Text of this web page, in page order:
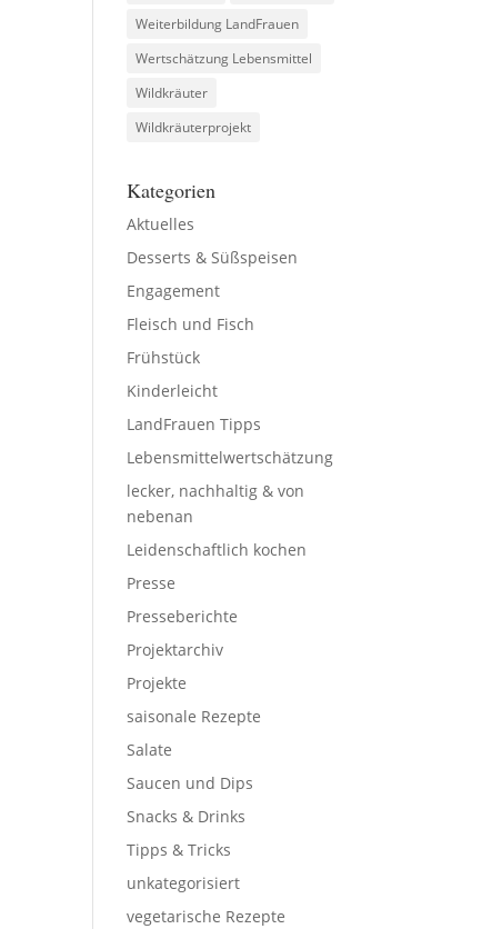
Weiterbildung LandFrauen
Wertschätzung Lebensmittel
Wildkräuter
Wildkräuterprojekt
Kategorien
Aktuelles
Desserts & Süßspeisen
Engagement
Fleisch und Fisch
Frühstück
Kinderleicht
LandFrauen Tipps
Lebensmittelwertschätzung
lecker, nachhaltig & von
nebenan
Leidenschaftlich kochen
Presse
Presseberichte
Projektarchiv
Projekte
saisonale Rezepte
Salate
Saucen und Dips
Snacks & Drinks
Tipps & Tricks
unkategorisiert
vegetarische Rezepte